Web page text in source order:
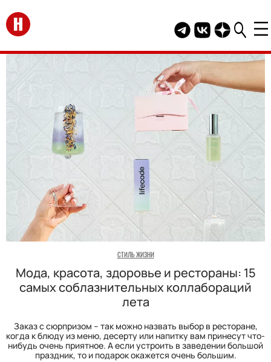
Перейти на главную
Telegram канал
Группа HELLO
Канал
СТИЛЬ ЖИЗНИ
Мода, красота, здоровье и рестораны: 15
самых соблазнительных коллабораций
лета
Заказ с сюрпризом – так можно назвать выбор в ресторане,
когда к блюду из меню, десерту или напитку вам принесут что-
нибудь очень приятное. А если устроить в заведении большой
праздник, то и подарок окажется очень большим.